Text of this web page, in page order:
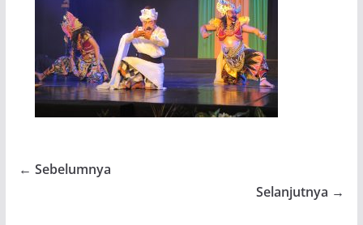
← Sebelumnya
Selanjutnya →